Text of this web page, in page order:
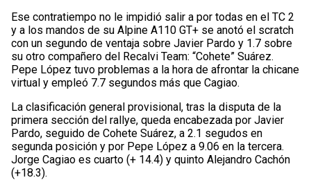
Ese contratiempo no le impidió salir a por todas en el TC 2
y a los mandos de su Alpine A110 GT+ se anotó el scratch
con un segundo de ventaja sobre Javier Pardo y 1.7 sobre
su otro compañero del Recalvi Team: “Cohete” Suárez.
Pepe López tuvo problemas a la hora de afrontar la chicane
virtual y empleó 7.7 segundos más que Cagiao.
La clasificación general provisional, tras la disputa de la
primera sección del rallye, queda encabezada por Javier
Pardo, seguido de Cohete Suárez, a 2.1 segudos en
segunda posición y por Pepe López a 9.06 en la tercera.
Jorge Cagiao es cuarto (+ 14.4) y quinto Alejandro Cachón
(+18.3).